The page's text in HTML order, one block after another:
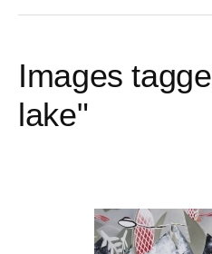
Images
lake"